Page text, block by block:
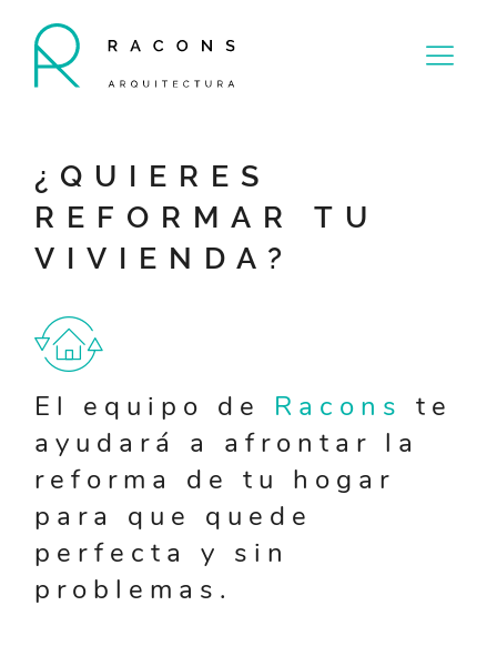
¿QUIERES
REFORMAR TU
VIVIENDA?
El equipo de Racons
te
ayudará a afrontar la
reforma de tu hogar
para que quede
perfecta y sin
problemas.